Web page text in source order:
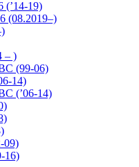
(’14-19)
(08.2019–)
– )
(99-06)
14)
(’06-14)
09)
16)